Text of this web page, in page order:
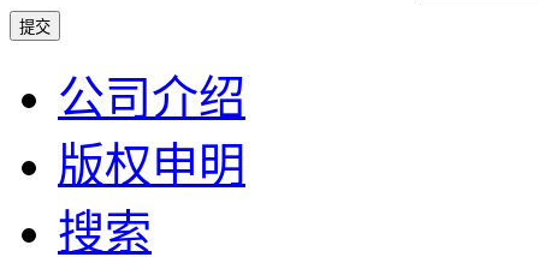
提交
公司介绍
版权申明
搜索